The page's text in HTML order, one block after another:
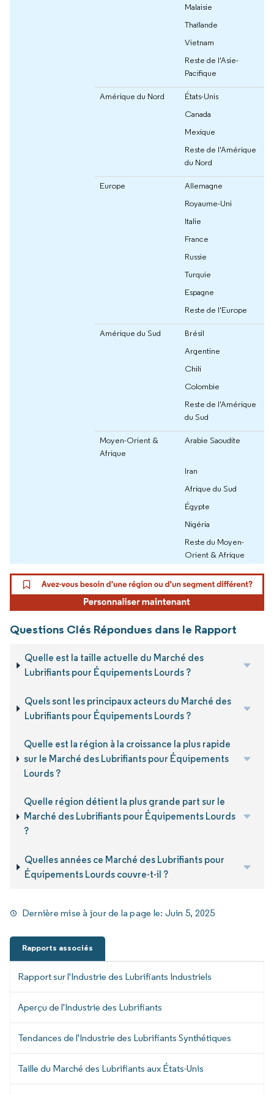
Malaisie
Thaïlande
Vietnam
Reste de l'Asie-
Pacifique
Amérique du Nord
États-Unis
Canada
Mexique
Reste de l'Amérique
du Nord
Europe
Allemagne
Royaume-Uni
Italie
France
Russie
Turquie
Espagne
Reste de l'Europe
Amérique du Sud
Brésil
Argentine
Chili
Colombie
Reste de l'Amérique
du Sud
Moyen-Orient &
Afrique
Arabie Saoudite
Iran
Afrique du Sud
Égypte
Nigéria
Reste du Moyen-
Orient & Afrique
Questions Clés Répondues dans le Rapport
Quelle est la taille actuelle du Marché des
Lubrifiants pour Équipements Lourds ?
Quels sont les principaux acteurs du Marché des
Lubrifiants pour Équipements Lourds ?
Quelle est la région à la croissance la plus rapide
sur le Marché des Lubrifiants pour Équipements
Lourds ?
Quelle région détient la plus grande part sur le
Marché des Lubrifiants pour Équipements Lourds
?
Quelles années ce Marché des Lubrifiants pour
Équipements Lourds couvre-t-il ?
Dernière mise à jour de la page le: Juin 5, 2025
Rapports associés
Rapport sur l'Industrie des Lubrifiants Industriels
Aperçu de l'Industrie des Lubrifiants
Tendances de l'Industrie des Lubrifiants Synthétiques
Taille du Marché des Lubrifiants aux États-Unis